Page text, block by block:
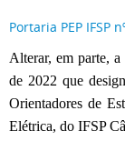
Portaria PEP IFSP
Alterar, em parte,
de 2022 que
Orientadores de
Elétrica, do IFSP